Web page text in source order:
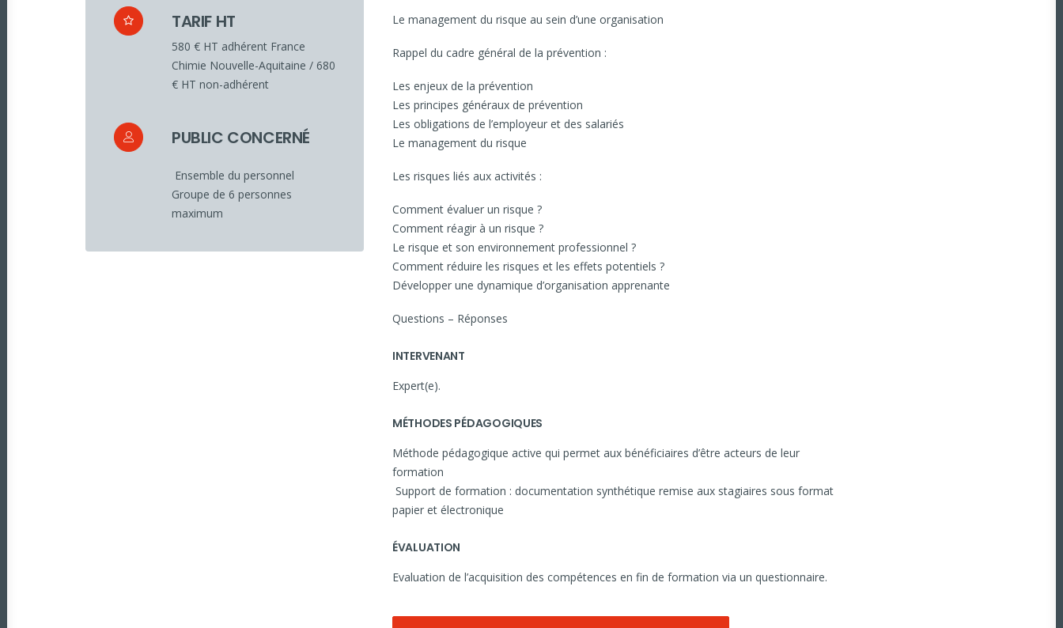
TARIF HT
580 € HT adhérent France
Chimie Nouvelle-Aquitaine / 680
€ HT non-adhérent
PUBLIC CONCERNÉ
Ensemble du personnel
Groupe de 6 personnes
maximum
Le management du risque au sein d’une organisation
Rappel du cadre général de la prévention :
Les enjeux de la prévention
Les principes généraux de prévention
Les obligations de l’employeur et des salariés
Le management du risque
Les risques liés aux activités :
Comment évaluer un risque ?
Comment réagir à un risque ?
Le risque et son environnement professionnel ?
Comment réduire les risques et les effets potentiels ?
Développer une dynamique d’organisation apprenante
Questions – Réponses
INTERVENANT
Expert(e).
MÉTHODES PÉDAGOGIQUES
Méthode pédagogique active qui permet aux bénéficiaires d’être acteurs de leur
formation
Support de formation : documentation synthétique remise aux stagiaires sous format
papier et électronique
ÉVALUATION
Evaluation de l’acquisition des compétences en fin de formation via un questionnaire.